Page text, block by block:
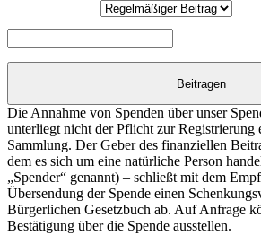
Michal
Beitragen
Die Annahme von Spenden über unser
unterliegt nicht der Pflicht zur Registrierung
Sammlung. Der Geber des finanziellen
dem es sich um eine natürliche Person
„Spender“ genannt) – schließt mit dem
Übersendung der Spende einen
Bürgerlichen Gesetzbuch ab. Auf Anfrage
Bestätigung über die Spende ausstellen.